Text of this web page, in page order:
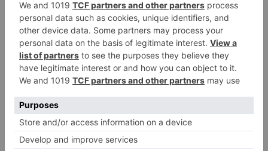
4
CCOO Burgos tramita más de 200
expedientes de regularización
de inmigrantes
5
llevan seis meses sin la
desinfección obligatoria contra
plagas